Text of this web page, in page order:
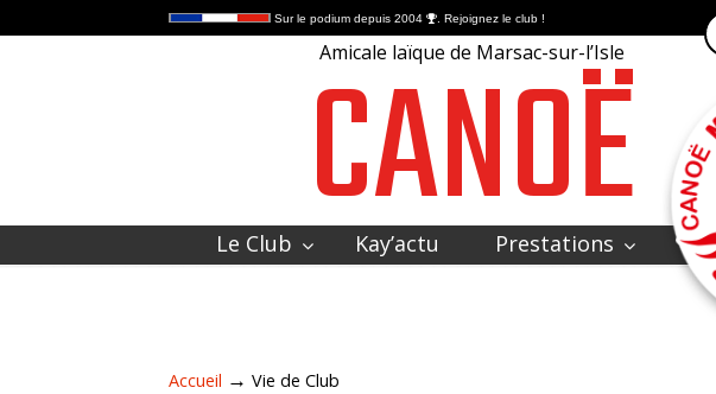
Sur le podium depuis 2004 . Rejoignez le club !
Amicale laïque de Marsac-sur-l’Isle
CANOË
Le Club Kay’actu Prestations
Accueil → Vie de Club